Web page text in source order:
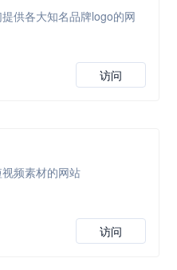
供各大知名品牌logo的网
访问
频素材的网站
访问